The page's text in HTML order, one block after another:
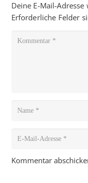
Deine E-Mail-
Erforderliche Felder
Kommentar